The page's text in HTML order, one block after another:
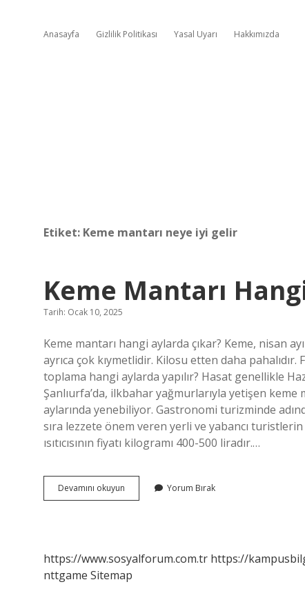
Anasayfa Gizlilik Politikası Yasal Uyarı Hakkımızda
Etiket: Keme mantarı neye iyi gelir
Keme Mantarı
Tarih: Ocak 10, 2025
Keme mantarı hangi aylarda çıkar? Keme, nisan
ayrıca çok kıymetlidir. Kilosu etten daha
toplama hangi aylarda yapılır? Hasat genellikle
Şanlıurfa’da, ilkbahar yağmurlarıyla yetişen
aylarında yenebiliyor. Gastronomi turizminde
sıra lezzete önem veren yerli ve yabancı
ısıtıcısının fiyatı kilogramı 400-500 liradır.…
Devamını okuyun
Mantarı
Yorum Bırak
https://www.sosyalforum.com.tr https://
nttgame Sitemap